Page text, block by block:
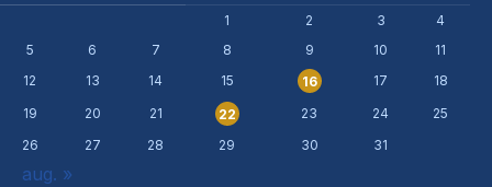
1 2 3
4
5
6 7 8 9 10
11
12
13 14 15 16 17
18
19
20 21 22 23 24
25
26
27 28 29 30 31
aug. »